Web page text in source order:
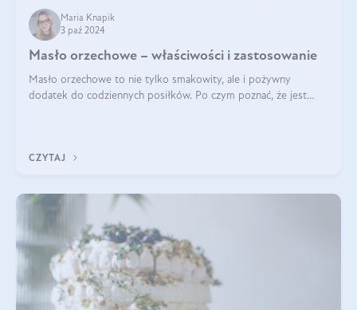
Maria Knapik
3 paź 2024
Masło orzechowe – właściwości i zastosowanie
Masło orzechowe to nie tylko smakowity, ale i pożywny
dodatek do codziennych posiłków. Po czym poznać, że jest
CZYTAJ